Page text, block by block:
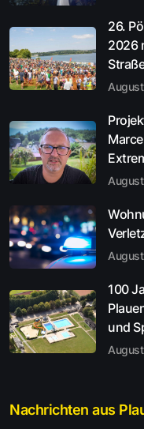
26.
2026
100
und
Nachrichten aus